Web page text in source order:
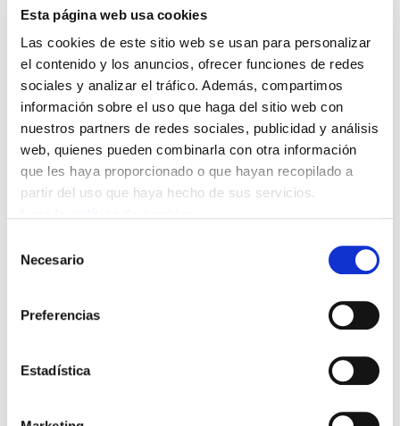
Esta página web usa cookies
Las cookies de este sitio web se usan para personalizar
el contenido y los anuncios, ofrecer funciones de redes
sociales y analizar el tráfico. Además, compartimos
información sobre el uso que haga del sitio web con
nuestros partners de redes sociales, publicidad y análisis
web, quienes pueden combinarla con otra información
que les haya proporcionado o que hayan recopilado a
partir del uso que haya hecho de sus servicios.
Necesario
Preferencias
Estadística
marcada por los negociadores”.
Además, a expensas de que el texto final sea
incluso peor, dan una nueva vuelta de tuerca a
la centralización de la Negociación Colectiva,
despreciando los Convenios Provinciales.
Textualmente insisten en “la necesidad de
adaptar todas las tablas salariales de los
Convenio Estatal”. La hipocresía de los
sindicatos firmantes es mayúscula. Mientras
en Hego Euskal Herria dicen defender la
negociación Provincial, siguen firmando
contenido legal.
Desde ELA denunciamos la firma de este